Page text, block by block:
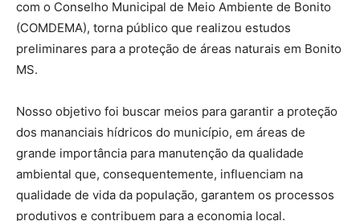
com o Conselho Municipal de Meio Ambiente de Bonito
(COMDEMA), torna público que realizou estudos
preliminares para a proteção de áreas naturais em Bonito
MS.
Nosso objetivo foi buscar meios para garantir a proteção
dos mananciais hídricos do município, em áreas de
grande importância para manutenção da qualidade
ambiental que, consequentemente, influenciam na
qualidade de vida da população, garantem os processos
produtivos e contribuem para a economia local.